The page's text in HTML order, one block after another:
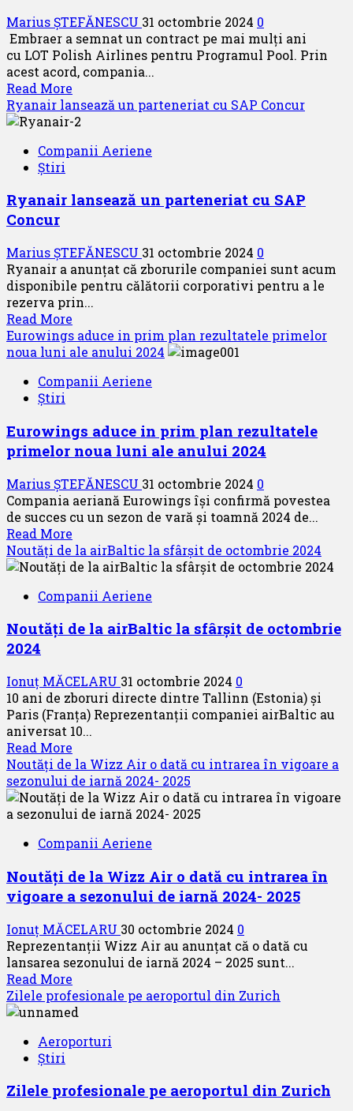
Marius ȘTEFĂNESCU 31 octombrie 2024 0
Embraer a semnat un contract pe mai mulți ani
cu LOT Polish Airlines pentru Programul Pool. Prin
acest acord, compania...
Read More
more
about
și
Airlines
acord
privind
programul
Pool
Ryanair lansează un parteneriat cu SAP Concur
Companii Aeriene
Știri
Ryanair lansează un parteneriat cu SAP
Concur
Marius ȘTEFĂNESCU 31 octombrie 2024 0
Ryanair a anunțat că zborurile companiei sunt acum
disponibile pentru călătorii corporativi pentru a le
rezerva prin...
Read More
more
about
lansează
cu
SAP
Eurowings aduce in prim plan rezultatele primelor
noua luni ale anului 2024
Companii Aeriene
Știri
Eurowings aduce in prim plan rezultatele
primelor noua luni ale anului 2024
Marius ȘTEFĂNESCU 31 octombrie 2024 0
Compania aeriană Eurowings își confirmă povestea
de succes cu un sezon de vară și toamnă 2024 de...
Read More
more
about
aduce
prim
primelor
noua
luni
ale
2024
Noutăți de la airBaltic la sfârșit de octombrie 2024
Companii Aeriene
Noutăți de la airBaltic la sfârșit de octombrie
2024
Ionuț MĂCELARU 31 octombrie 2024 0
10 ani de zboruri directe dintre Tallinn (Estonia) și
Paris (Franța) Reprezentanții companiei airBaltic au
aniversat 10...
Read More
more
about
Noutăți
de
airBaltic
sfârșit
de
2024
Noutăți de la Wizz Air o dată cu intrarea în vigoare a
sezonului de iarnă 2024- 2025
Companii Aeriene
Noutăți de la Wizz Air o dată cu intrarea în
vigoare a sezonului de iarnă 2024- 2025
Ionuț MĂCELARU 30 octombrie 2024 0
Reprezentanții Wizz Air au anunțat că o dată cu
lansarea sezonului de iarnă 2024 – 2025 sunt...
Read More
more
about
de
Air
Zilele profesionale pe aeroportul din Zurich
Aeroporturi
Știri
Zilele profesionale pe aeroportul din Zurich